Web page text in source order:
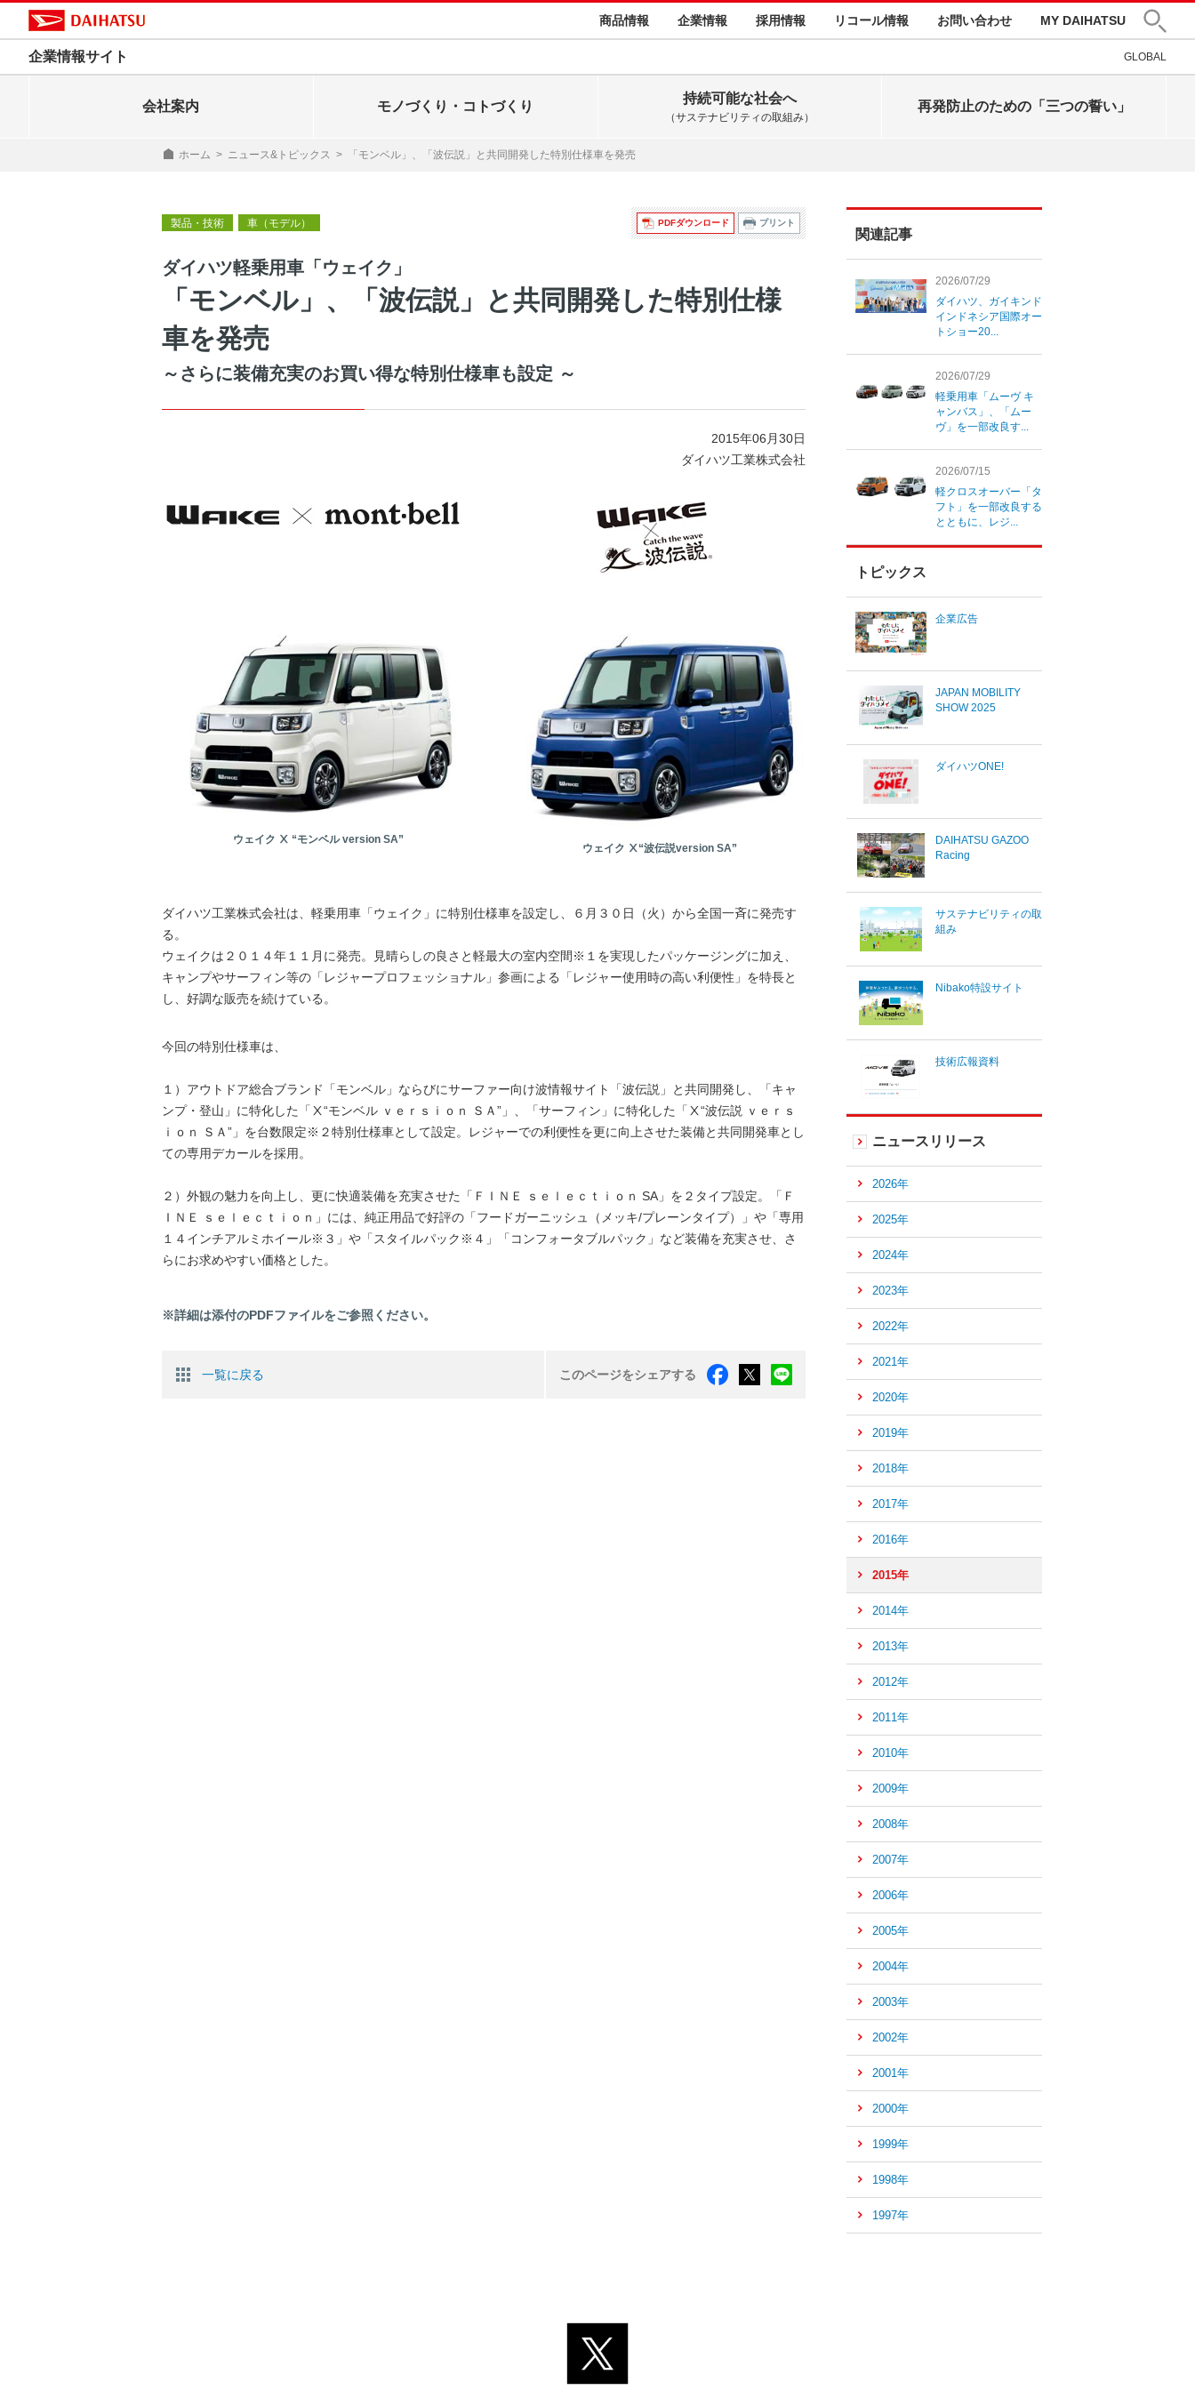
商品情報 企業情報 採用情報 リコール情報 お問い合わせ MY DAIHATSU
企業情報サイト GLOBAL
会社案内 モノづくり・コトづくり
持続可能な社会へ
（サステナビリティの取組み）
再発防止のための「三つの誓い」
ホーム > ニュース&トピックス > 「モンベル」、「波伝説」と共同開発した特別仕様車を発売
PDFダウンロード プリント
製品・技術 車（モデル）
ダイハツ軽乗用車「ウェイク」
「モンベル」、「波伝説」と共同開発した特別仕様
車を発売
～さらに装備充実のお買い得な特別仕様車も設定 ～
2015年06月30日
ダイハツ工業株式会社
ウェイク Ⅹ “モンベル version SA”
ウェイク Ⅹ“波伝説version SA”
ダイハツ工業株式会社は、軽乗用車「ウェイク」に特別仕様車を設定し、６月３０日（火）から全国一斉に発売す
る。
ウェイクは２０１４年１１月に発売。見晴らしの良さと軽最大の室内空間※１を実現したパッケージングに加え、
キャンプやサーフィン等の「レジャープロフェッショナル」参画による「レジャー使用時の高い利便性」を特長と
し、好調な販売を続けている。
今回の特別仕様車は、
１）アウトドア総合ブランド「モンベル」ならびにサーファー向け波情報サイト「波伝説」と共同開発し、「キャ
ンプ・登山」に特化した「Ⅹ“モンベル ｖｅｒｓｉｏｎ ＳＡ”」、「サーフィン」に特化した「Ⅹ“波伝説 ｖｅｒｓ
ｉｏｎ ＳＡ”」を台数限定※２特別仕様車として設定。レジャーでの利便性を更に向上させた装備と共同開発車とし
ての専用デカールを採用。
２）外観の魅力を向上し、更に快適装備を充実させた「ＦＩＮＥ ｓｅｌｅｃｔｉｏｎ SA」を２タイプ設定。「Ｆ
ＩＮＥ ｓｅｌｅｃｔｉｏｎ」には、純正用品で好評の「フードガーニッシュ（メッキ/プレーンタイプ）」や「専用
１４インチアルミホイール※３」や「スタイルパック※４」「コンフォータブルパック」など装備を充実させ、さ
らにお求めやすい価格とした。
※詳細は添付のPDFファイルをご参照ください。
一覧に戻る このページをシェアする
関連記事
2026/07/29
ダイハツ、ガイキンド
インドネシア国際オー
トショー20...
2026/07/29
軽乗用車「ムーヴ キ
ャンバス」、「ムー
ヴ」を一部改良す...
2026/07/15
軽クロスオーバー「タ
フト」を一部改良する
とともに、レジ...
トピックス
企業広告
JAPAN MOBILITY
SHOW 2025
ダイハツONE!
DAIHATSU GAZOO
Racing
サステナビリティの取
組み
Nibako特設サイト
技術広報資料
ニュースリリース
2026年
2025年
2024年
2023年
2022年
2021年
2020年
2019年
2018年
2017年
2016年
2015年
2014年
2013年
2012年
2011年
2010年
2009年
2008年
2007年
2006年
2005年
2004年
2003年
2002年
2001年
2000年
1999年
1998年
1997年